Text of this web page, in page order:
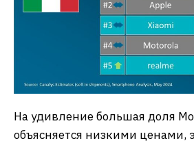
На удивление большая доля
объясняется низкими ценами,